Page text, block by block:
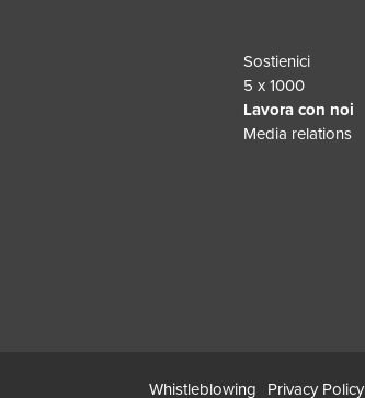
Sostienici
5 x 1000
Lavora con noi
Media relations
Whistleblowing Privacy Policy